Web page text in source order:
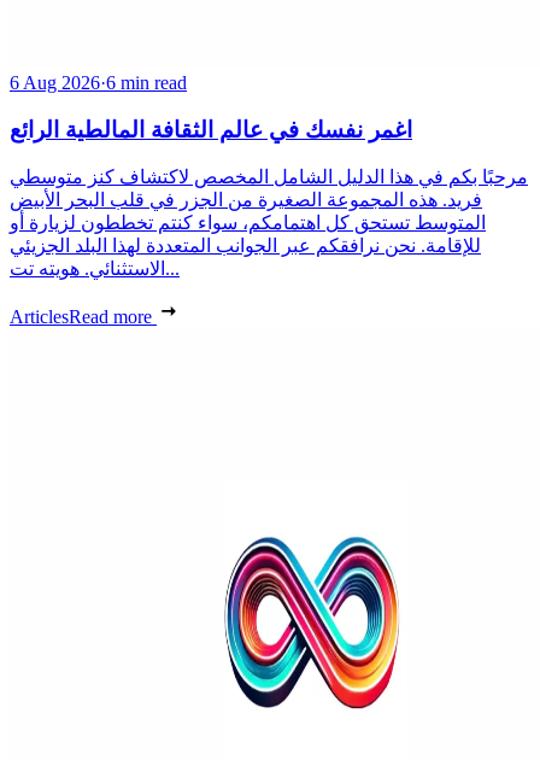
6 Aug 2026·6 min read
اغمر نفسك في عالم الثقافة المالطية الرائع
مرحبًا بكم في هذا الدليل الشامل المخصص لاكتشاف كنز متوسطي
فريد. هذه المجموعة الصغيرة من الجزر في قلب البحر الأبيض
المتوسط تستحق كل اهتمامكم، سواء كنتم تخططون لزيارة أو
للإقامة. نحن نرافقكم عبر الجوانب المتعددة لهذا البلد الجزيئي
الاستثنائي. هويته تت...
ArticlesRead more